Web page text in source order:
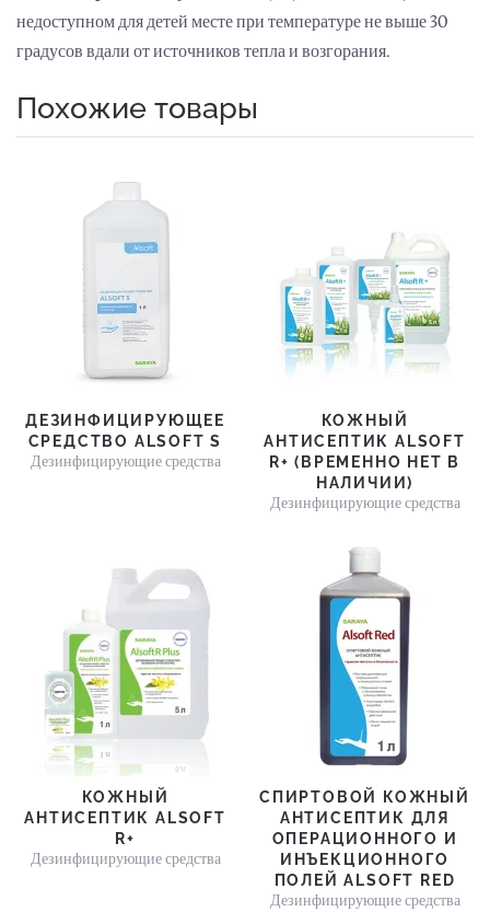
недоступном для детей месте при температуре не выше 30
градусов вдали от источников тепла и возгорания.
Похожие товары
ДЕЗИНФИЦИРУЮЩЕЕ
СРЕДСТВО ALSOFT S
Дезинфицирующие средства
КОЖНЫЙ
АНТИСЕПТИК ALSOFT
R+ (ВРЕМЕННО НЕТ В
НАЛИЧИИ)
Дезинфицирующие средства
КОЖНЫЙ
АНТИСЕПТИК ALSOFT
R+
Дезинфицирующие средства
СПИРТОВОЙ КОЖНЫЙ
АНТИСЕПТИК ДЛЯ
ОПЕРАЦИОННОГО И
ИНЪЕКЦИОННОГО
ПОЛЕЙ ALSOFT RED
Дезинфицирующие средства